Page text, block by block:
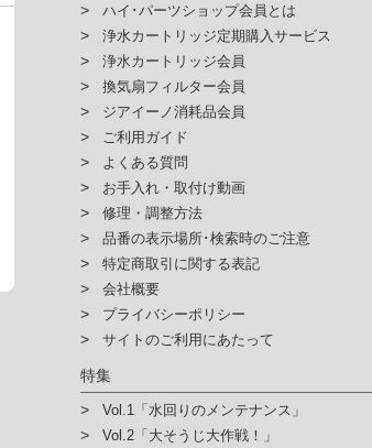
ハイ･パーツショップ会員とは
浄水カートリッジ定期購入サービス
浄水カートリッジ会員
換気扇フィルター会員
ジアイーノ消耗品会員
ご利用ガイド
よくある質問
お手入れ・取付け動画
修理・調整方法
品番の表示場所･検索時のご注意
特定商取引に関する表記
会社概要
プライバシーポリシー
サイトのご利用にあたって
特集
Vol.1「水回りのメンテナンス」
Vol.2「大そうじ大作戦！」